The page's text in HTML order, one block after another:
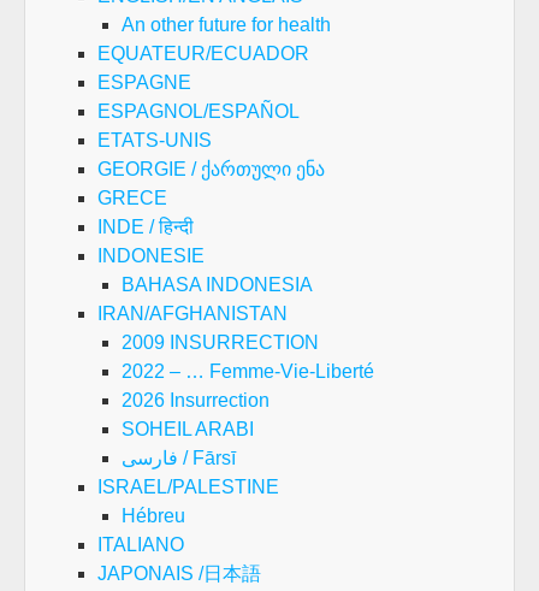
An other future for health
EQUATEUR/ECUADOR
ESPAGNE
ESPAGNOL/ESPAÑOL
ETATS-UNIS
GEORGIE / ქართული ენა
GRECE
INDE / हिन्दी
INDONESIE
BAHASA INDONESIA
IRAN/AFGHANISTAN
2009 INSURRECTION
2022 – … Femme-Vie-Liberté
2026 Insurrection
SOHEIL ARABI
فارسی / Fārsī
ISRAEL/PALESTINE
Hébreu
ITALIANO
JAPONAIS /日本語